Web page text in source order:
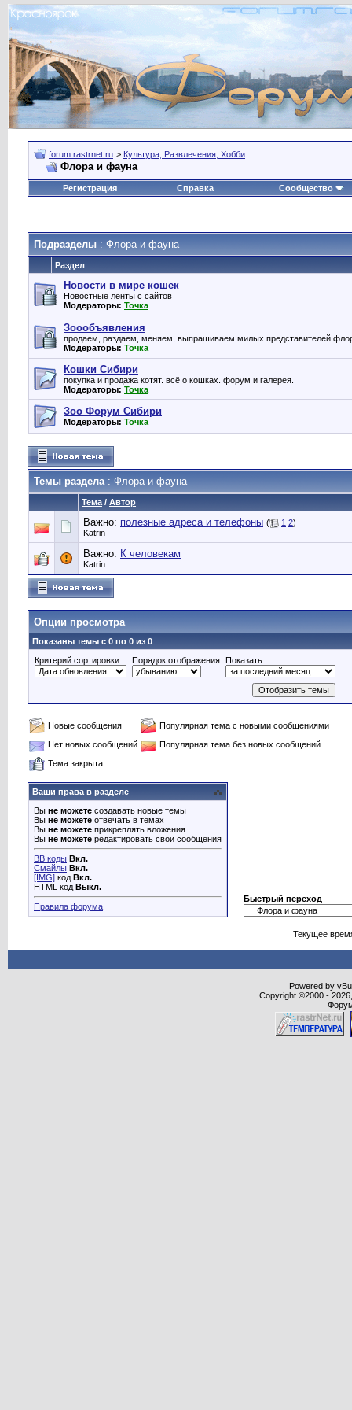
forum.rastrnet.ru > Культура, Развлечения, Хобби
Флора и фауна
Регистрация Справка Сообщество
Подразделы : Флора и фауна
Раздел
Новости в мире кошек
Новостные ленты с сайтов
Модераторы: Точка
Зоообъявления
продаем, раздаем, меняем, выпрашиваем милых представителей
Модераторы: Точка
Кошки Сибири
покупка и продажа котят. всё о кошках. форум и галерея.
Модераторы: Точка
Зоо Форум Сибири
Модераторы: Точка
Темы раздела: Флора и фауна
Тема / Автор
Важно: полезные адреса и телефоны ( 1 2)
Katrin
Важно: К человекам
Katrin
Опции просмотра
Показаны темы с 0 по 0 из 0
Критерий сортировки
Порядок отображения Показать
Новые сообщения
Популярная тема с новыми сообщениями
Нет новых сообщений
Популярная тема без новых сообщений
Тема закрыта
Ваши права в разделе
Вы не можете создавать новые темы
Вы не можете отвечать в темах
Вы не можете прикреплять вложения
Вы не можете редактировать свои сообщения
BB коды Вкл.
Смайлы Вкл.
[IMG] код Вкл.
HTML код Выкл.
Правила форума
Быстрый переход
Текущее
Powered by
Copyright ©2000 -